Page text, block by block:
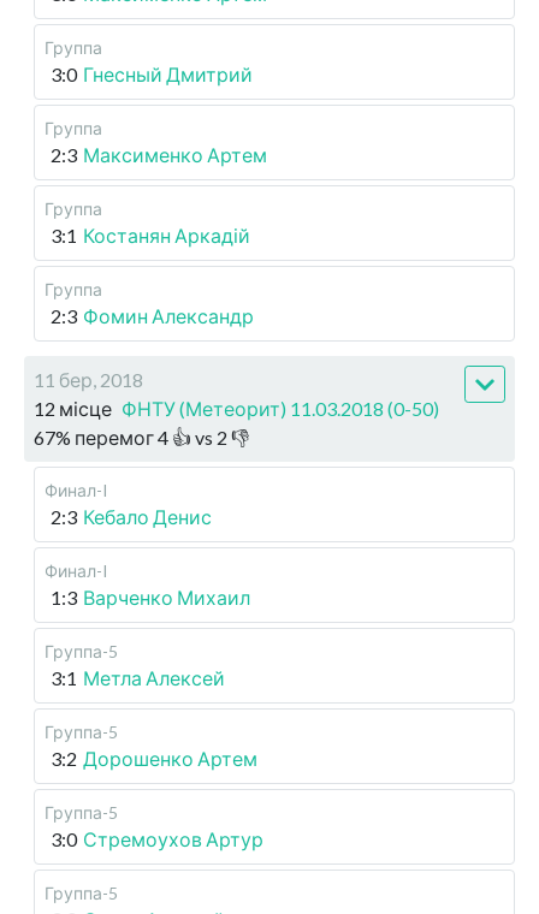
Группа
3:0 Гнесный Дмитрий
Группа
2:3 Максименко Артем
Группа
3:1 Костанян Аркадій
Группа
2:3 Фомин Александр
11 бер, 2018
12 місце ФНТУ (Метеорит) 11.03.2018 (0-50)
67% перемог4 👍 vs 2 👎
Финал-I
2:3 Кебало Денис
Финал-I
1:3 Варченко Михаил
Группа-5
3:1 Метла Алексей
Группа-5
3:2 Дорошенко Артем
Группа-5
3:0 Стремоухов Артур
Группа-5